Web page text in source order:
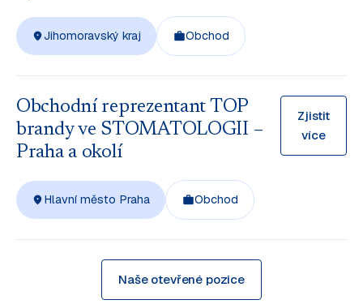
Jihomoravský kraj Obchod
Obchodní reprezentant TOP
brandy ve STOMATOLOGII –
Praha a okolí
Zjistit
více
Hlavní město Praha Obchod
Naše otevřené pozice